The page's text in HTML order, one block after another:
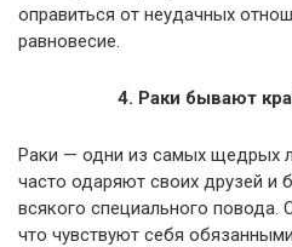
оправиться от неудачных
равновесие.
4. Раки бывают
Раки — одни из самых щедрых
часто одаряют своих друзей и
всякого специального повода.
что чувствуют себя